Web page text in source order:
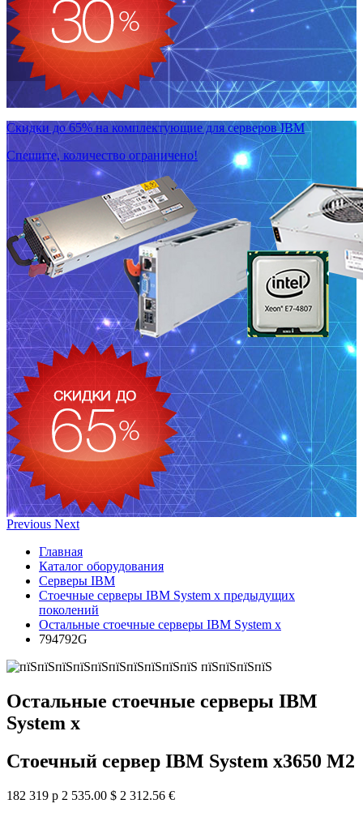
Скидки до 65% на комплектующие для серверов IBM
Спешите, количество ограничено!
Previous Next
Главная
Каталог оборудования
Серверы IBM
Стоечные серверы IBM System x предыдущих
поколений
Остальные стоечные серверы IBM System x
794792G
Остальные стоечные серверы IBM
System x
Стоечный сервер IBM System x3650 M2
182 319 р 2 535.00 $ 2 312.56 €